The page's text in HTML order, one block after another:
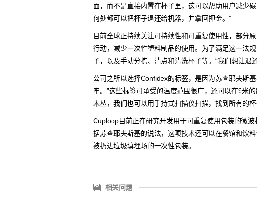
面，而不是直接内置在杯子里，这可以帮助用户减少
何处都可以把杯子退还给机器，并拿回押金。”
目前全球正持续关注可持续性和可重复使用性，部分
行动，减少一次性塑料制品的使用。为了满足这一法
子，以及手动分拣、清点和清洗杯子等。“我们想让退
公司之所以选择Confidex的标签，是因为苏查耶夫斯
牢。”这些标签可承受的温度范围很广，还可以在9米
木丛，我们也可以用手持式扫描仪扫描，找到所有的杯
Cuploop目前正在研究开发用于可重复使用包装的微
据苏查耶夫斯基的说法，这项技术还可以在餐馆和饮
被扔进垃圾填埋场的一次性包装。
相关问题